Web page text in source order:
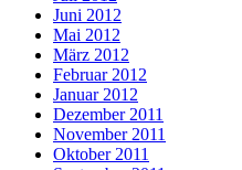
Juni 2012
Mai 2012
März 2012
Februar 2012
Januar 2012
Dezember 2011
November 2011
Oktober 2011